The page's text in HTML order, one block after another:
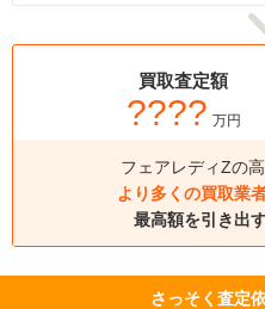
買取査定額
???? 万円
フェアレディZの
より多くの買取業
最高額を引き出
さっそく査定